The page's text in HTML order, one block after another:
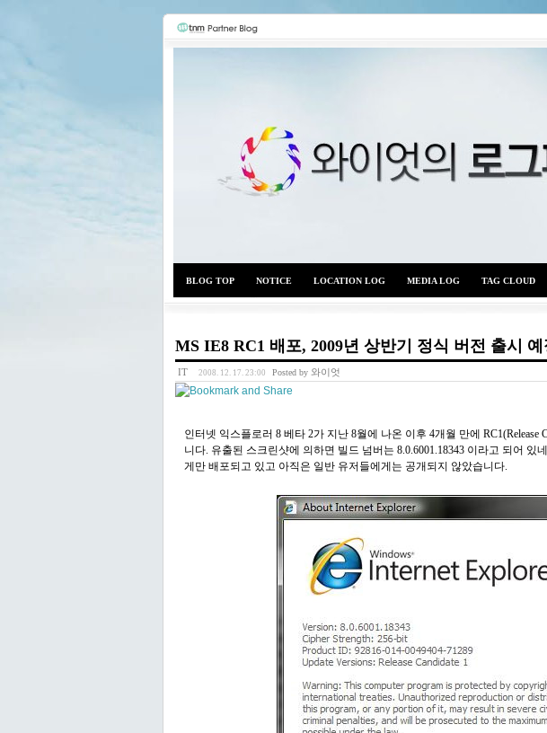
BLOG TOP NOTICE LOCATION LOG MEDIA LOG TAG CLOUD
MS IE8 RC1 배포, 2009년 상반기 정식 버전 출시 예
IT 2008. 12. 17. 23:00 Posted by 와이엇
인터넷 익스플로러 8 베타 2가 지난 8월에 나온 이후 4개월 만에 RC1(Release
니다. 유출된 스크린샷에 의하면 빌드 넘버는 8.0.6001.18343 이라고 되어 있
게만 배포되고 있고 아직은 일반 유저들에게는 공개되지 않았습니다.